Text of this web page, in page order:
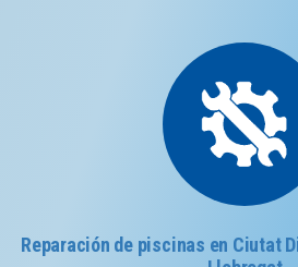
Reparación de piscinas en Ciutat